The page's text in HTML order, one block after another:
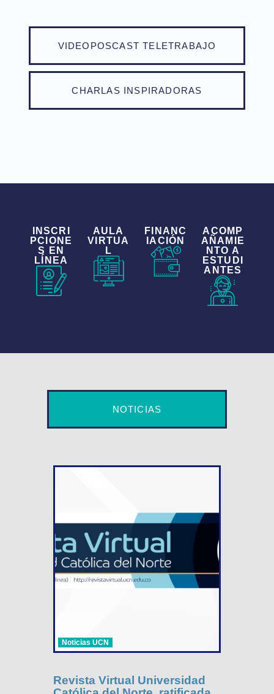
VIDEOPOSCAST TELETRABAJO
CHARLAS INSPIRADORAS
INSCRI
PCIONE
S EN
LÍNEA
AULA
VIRTUA
L
FINANC
IACIÓN
ACOMP
AÑAMIE
NTO A
ESTUDI
ANTES
NOTICIAS
Noticias UCN
Revista Virtual Universidad